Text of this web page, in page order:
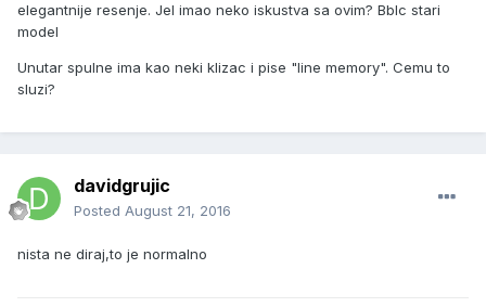
elegantnije resenje. Jel imao neko iskustva sa ovim? Bblc stari
model
Unutar spulne ima kao neki klizac i pise "line memory". Cemu to
sluzi?
davidgrujic
Posted August 21, 2016
nista ne diraj,to je normalno